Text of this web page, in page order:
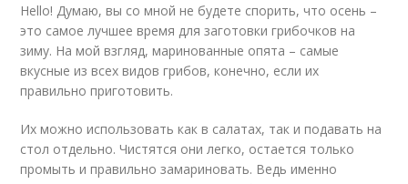
Hello! Думаю, вы со мной не будете спорить, что осень –
это самое лучшее время для заготовки грибочков на
зиму. На мой взгляд, маринованные опята – самые
вкусные из всех видов грибов, конечно, если их
правильно приготовить.
Их можно использовать как в салатах, так и подавать на
стол отдельно. Чистятся они легко, остается только
промыть и правильно замариновать. Ведь именно